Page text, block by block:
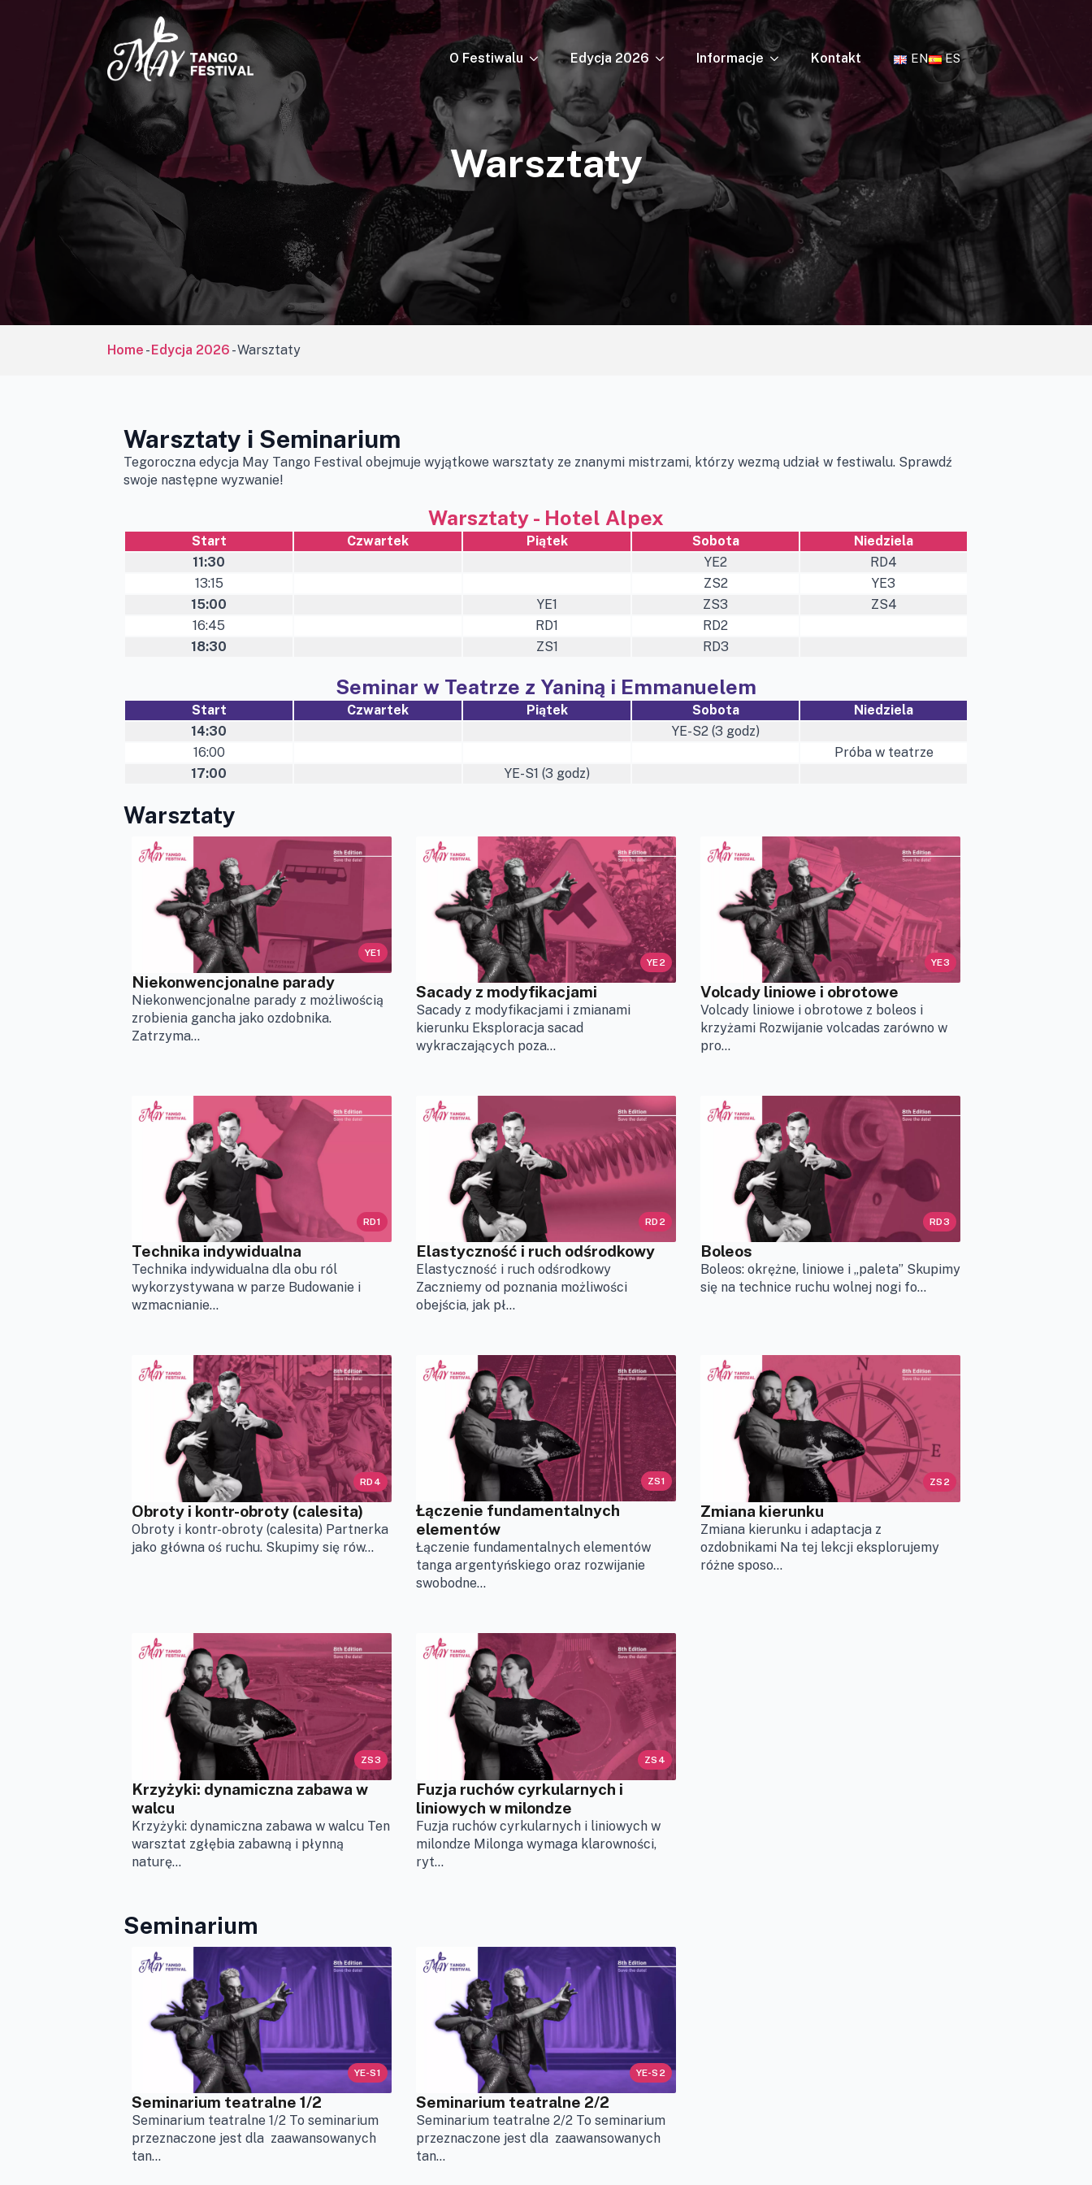
O Festiwalu Edycja 2026 Informacje Kontakt EN ES
Warsztaty
Home -Edycja 2026 -Warsztaty
Warsztaty i Seminarium
Tegoroczna edycja May Tango Festival obejmuje wyjątkowe warsztaty ze znanymi mistrzami, którzy wezmą udział w festiwalu. Sprawdź
swoje następne wyzwanie!
Warsztaty - Hotel Alpex
Start Czwartek Piątek Sobota
Niedziela
11:30
YE2
RD4
13:15
ZS2
YE3
15:00
YE1 ZS3
ZS4
16:45
RD1
RD2
18:30
ZS1 RD3
Seminar w Teatrze z Yaniną i Emmanuelem
Start Czwartek Piątek Sobota
Niedziela
14:30
YE-S2 (3 godz)
16:00
Próba w teatrze
17:00
YE-S1 (3 godz)
Warsztaty
YE1
Niekonwencjonalne parady
Niekonwencjonalne parady z możliwością
zrobienia gancha jako ozdobnika.
Zatrzyma...
YE2
Sacady z modyfikacjami
Sacady z modyfikacjami i zmianami
kierunku Eksploracja sacad
wykraczających poza...
YE3
Volcady liniowe i obrotowe
Volcady liniowe i obrotowe z boleos i
krzyżami Rozwijanie volcadas zarówno w
pro...
RD1
Technika indywidualna
Technika indywidualna dla obu ról
wykorzystywana w parze Budowanie i
wzmacnianie...
RD2
Elastyczność i ruch odśrodkowy
Elastyczność i ruch odśrodkowy
Zaczniemy od poznania możliwości
obejścia, jak pł...
RD3
Boleos
Boleos: okrężne, liniowe i „paleta” Skupimy
się na technice ruchu wolnej nogi fo...
RD4
Obroty i kontr-obroty (calesita)
Obroty i kontr-obroty (calesita) Partnerka
jako główna oś ruchu. Skupimy się rów...
ZS1
Łączenie fundamentalnych
elementów
Łączenie fundamentalnych elementów
tanga argentyńskiego oraz rozwijanie
swobodne...
ZS2
Zmiana kierunku
Zmiana kierunku i adaptacja z
ozdobnikami Na tej lekcji eksplorujemy
różne sposo...
ZS3
Krzyżyki: dynamiczna zabawa w
walcu
Krzyżyki: dynamiczna zabawa w walcu Ten
warsztat zgłębia zabawną i płynną
naturę...
ZS4
Fuzja ruchów cyrkularnych i
liniowych w milondze
Fuzja ruchów cyrkularnych i liniowych w
milondze Milonga wymaga klarowności,
ryt...
Seminarium
YE-S1
Seminarium teatralne 1/2
Seminarium teatralne 1/2 To seminarium
przeznaczone jest dla zaawansowanych
tan...
YE-S2
Seminarium teatralne 2/2
Seminarium teatralne 2/2 To seminarium
przeznaczone jest dla zaawansowanych
tan...